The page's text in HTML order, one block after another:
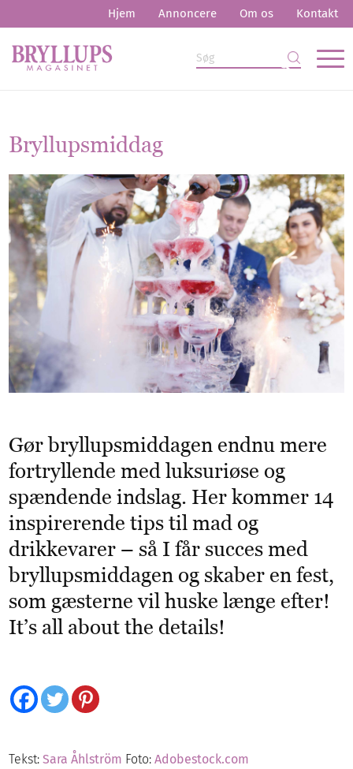
Hjem Annoncere Om os Kontakt
Bryllupsmiddag
Gør bryllupsmiddagen endnu mere
fortryllende med luksuriøse og
spændende indslag. Her kommer 14
inspirerende tips til mad og
drikkevarer – så I får succes med
bryllupsmiddagen og skaber en fest,
som gæsterne vil huske længe efter!
It’s all about the details!
Tekst:Sara Åhlström Foto: Adobestock.com